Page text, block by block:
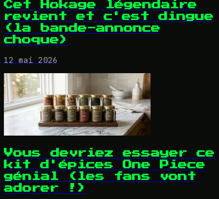
Cet Hokage légendaire
revient et c'est dingue
(la bande-annonce
choque)
12 mai 2026
Vous devriez essayer ce
kit d'épices One Piece
génial (les fans vont
adorer !)